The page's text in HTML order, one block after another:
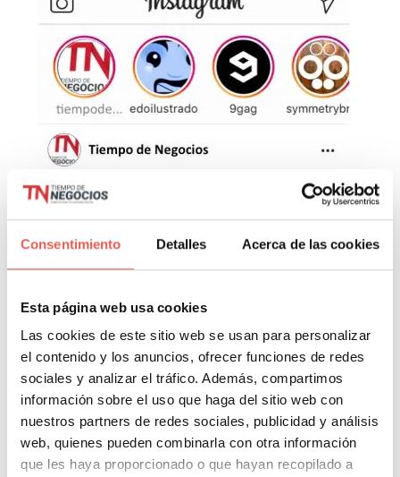
Consentimiento Detalles Acerca de las cookies
Esta página web usa cookies
Las cookies de este sitio web se usan para personalizar
el contenido y los anuncios, ofrecer funciones de redes
sociales y analizar el tráfico. Además, compartimos
información sobre el uso que haga del sitio web con
nuestros partners de redes sociales, publicidad y análisis
web, quienes pueden combinarla con otra información
que les haya proporcionado o que hayan recopilado a